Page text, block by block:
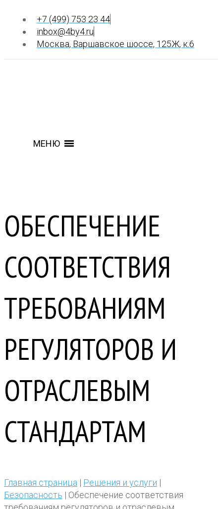
+7 (499) 753 23 44
inbox@4by4.ru
Москва, Варшавское шоссе, 125Ж, к.6
МЕНЮ
ОБЕСПЕЧЕНИЕ
СООТВЕТСТВИЯ
ТРЕБОВАНИЯМ
РЕГУЛЯТОРОВ И
ОТРАСЛЕВЫМ
СТАНДАРТАМ
Главная страница | Решения и услуги |
Безопасность | Обеспечение соответствия